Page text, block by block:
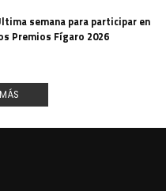
semana para participar en
Premios Fígaro 2026